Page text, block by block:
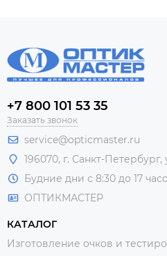
+7 800 101 53 35
Заказать звонок
service@opticmaster.ru
196070, г. Санкт-Петербург,
Будние дни с 8:30 до 17
ОПТИКМАСТЕР
КАТАЛОГ
Изготовление очков и